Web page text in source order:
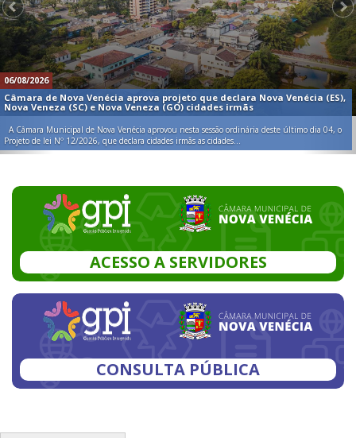
06/08/2026
Câmara de Nova Venécia aprova projeto que declara Nova Venécia (ES),
Nova Veneza (SC) e Nova Veneza (GO) cidades irmãs
A Câmara Municipal de Nova Venécia aprovou nesta sessão ordinária deste último dia 04, o
Projeto de lei Nº 12/2026, que declara cidades irmãs as cidades...
ACESSO A SERVIDORES
CONSULTA PÚBLICA